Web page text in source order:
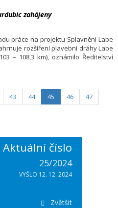
zahájeny
práce na projektu Splavnění Labe
rozšíření plavební dráhy Labe
– 108,3 km), oznámilo Ředitelství
43 44 45 46
47
Aktuální číslo
25/2024
VYŠLO 12. 12. 2024
Zvětšit